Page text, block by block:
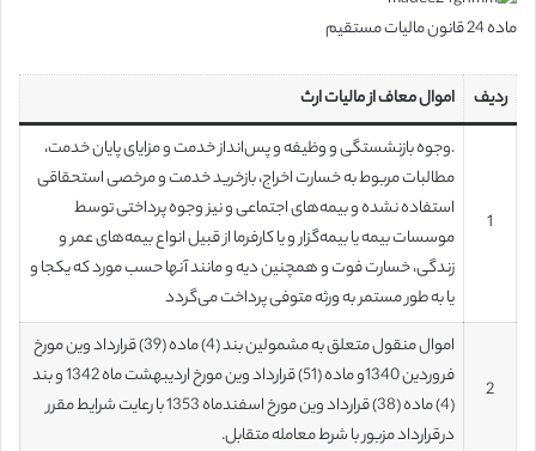
ماده 24 قانون مالیات مستقیم
ردیف اموال معاف از مالیات ارث
1
.وجوه بازنشستگی و وظیفه و پس‌انداز خدمت و مزایای پایان خدمت،
مطالبات مربوط به خسارت اخراج، بازخرید خدمت و مرخصی ‌استحقاقی
استفاده نشده و بیمه‌های اجتماعی و نیز وجوه پرداختی توسط
موسسات بیمه یا بیمه‌گزار و یا کارفرما از قبیل‌ انواع بیمه‌های عمر و
زندگی، خسارت فوت و همچنین دیه و مانند آنها حسب مورد که یکجا و
یا به طور مستمر به ورثه متوفی پرداخت می‌گردد
2
اموال منقول متعلق به مشمولین بند (4) ماده (39) قرارداد وین مورخ
فروردین 1340و ماده (51) قرارداد وین مورخ اردیبهشت ماه 1342 و بند
(4) ماده (38) قرارداد وین مورخ ‌اسفندماه 1353 با رعایت شرایط مقرر
درقرارداد مزبور با شرط معامله ‌متقابل.